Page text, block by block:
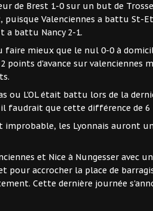
de Brest 1-0 sur un but de
puisque Valenciennes a battu St-
a battu Nancy 2-1.
faire mieux que le nul 0-0 à
points d'avance sur valenciennes
ou L'OL était battu lors de la
faudrait que cette différence de
improbable, les Lyonnais auront
et Nice à Nungesser avec
pour accrocher la place de
Cette dernière journée